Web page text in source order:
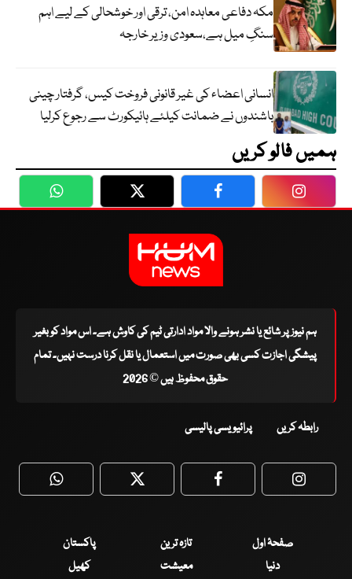
مکہ دفاعی معاہدہ امن، ترقی اور خوشحالی کے لیے اہم
سنگِ میل ہے،سعودی وزیر خارجہ
انسانی اعضاء کی غیر قانونی فروخت کیس، گرفتار چینی
باشندوں نے ضمانت کیلئے ہائیکورٹ سے رجوع کرلیا
ہمیں فالو کریں
WhatsApp Twitter Facebook
ہم نیوز پر شائع یا نشر ہونے والا مواد ادارتی ٹیم کی کاوش ہے۔ اس مواد کو بغیر
پیشگی اجازت کسی بھی صورت میں استعمال یا نقل کرنا درست نہیں۔ تمام
حقوق محفوظ ہیں © 2026
رابطہ کریں پرائیویسی پالیسی
WhatsApp Twitter Facebook
صفحۂ اول تازہ ترین
پاکستان
دنیا
معیشت کھیل